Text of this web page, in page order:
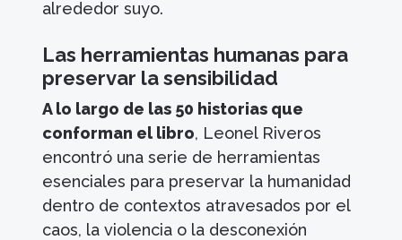
alrededor suyo.
Las herramientas humanas para
preservar la sensibilidad
A lo largo de las 50 historias que
conforman el libro, Leonel Riveros
encontró una serie de herramientas
esenciales para preservar la humanidad
dentro de contextos atravesados por el
caos, la violencia o la desconexión